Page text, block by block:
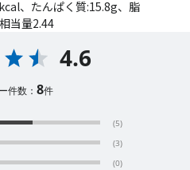
、たんぱく質:15.8g、脂
当量2.44
4.6
件数：8件
(5)
(3)
(0)